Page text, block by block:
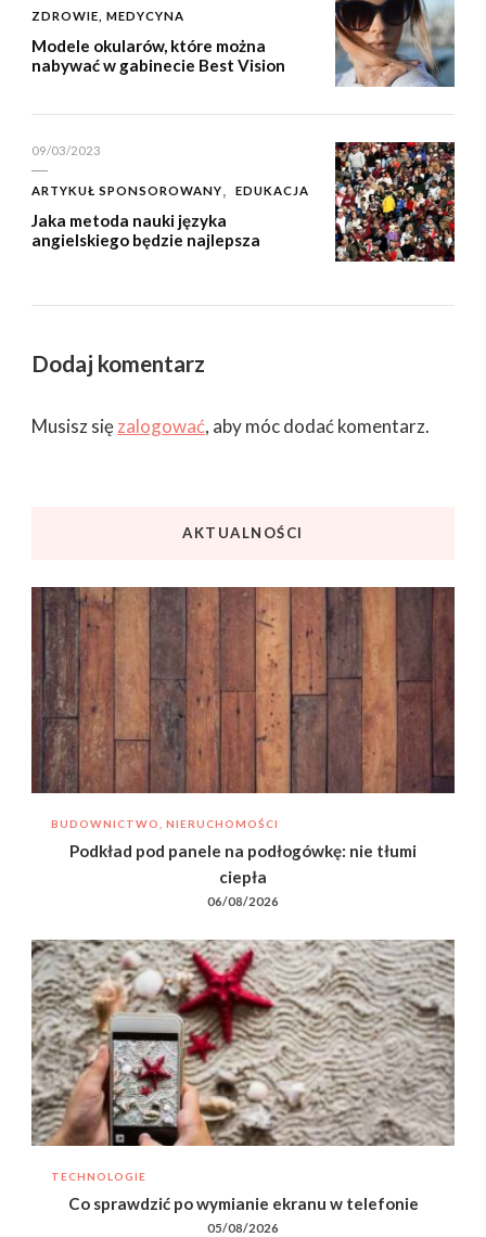
ZDROWIE, MEDYCYNA
Modele okularów, które można
nabywać w gabinecie Best Vision
09/03/2023
ARTYKUŁ SPONSOROWANY EDUKACJA
Jaka metoda nauki języka
angielskiego będzie najlepsza
Dodaj komentarz
Musisz sięzalogować, aby móc dodać komentarz.
AKTUALNOŚCI
BUDOWNICTWO, NIERUCHOMOŚCI
Podkład pod panele na podłogówkę: nie tłumi
ciepła
06/08/2026
TECHNOLOGIE
Co sprawdzić po wymianie ekranu w telefonie
05/08/2026